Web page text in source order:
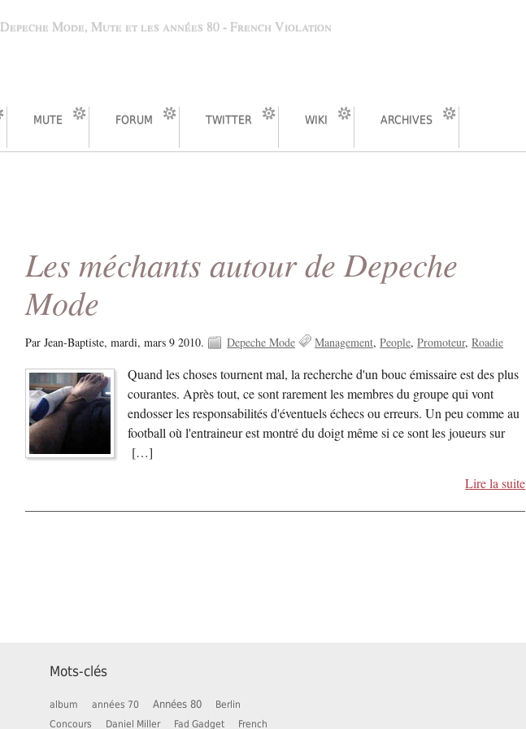
Depeche Mode, Mute et les années 80 - French Violation
MUTE FORUM TWITTER WIKI ARCHIVES
Les méchants autour de Depeche
Mode
Par Jean-Baptiste,mardi, mars 9 2010. Depeche Mode Management People Promoteur Roadie
Quand les choses tournent mal, la recherche d'un bouc émissaire est des plus
courantes. Après tout, ce sont rarement les membres du groupe qui vont
endosser les responsabilités d'éventuels échecs ou erreurs. Un peu comme au
football où l'entraineur est montré du doigt même si ce sont les joueurs sur
[…]
Lire la suite
Mots-clés
album années 70 Années 80
Berlin
Concours
Daniel Miller Fad Gadget French